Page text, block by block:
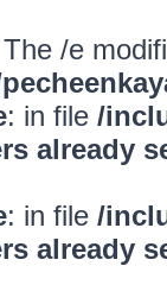
/e
: in file /
already
: in file /
already